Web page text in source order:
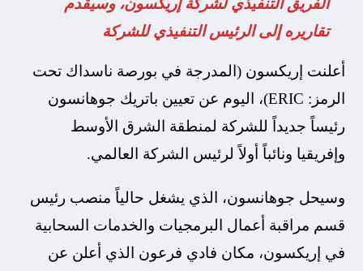
الفريق التنفيذي لشركة إريكسون، وسيقدم
تقاريره إلى الرئيس التنفيذي للشركة
أعلنت إريكسون (المدرجة في بورصة ناسداك تحت
الرمز: ERIC)، اليوم عن تعيين باتريك جوهانسون
رئيساً جديداً للشركة لمنطقة الشرق الأوسط
وإفريقيا ونائباً أولاً لرئيس الشركة العالمي.
وسيحل جوهانسون، الذي يشغل حالياً منصب رئيس
قسم مراقبة أعمال البرمجيات والخدمات السحابية
في إريكسون، مكان فادي فرعون الذي أعلن عن